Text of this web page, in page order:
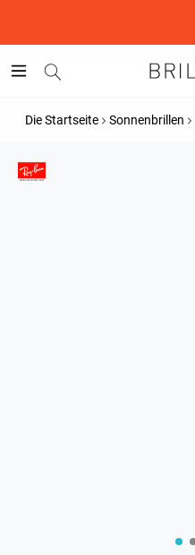
Die Startseite Sonnenbrillen